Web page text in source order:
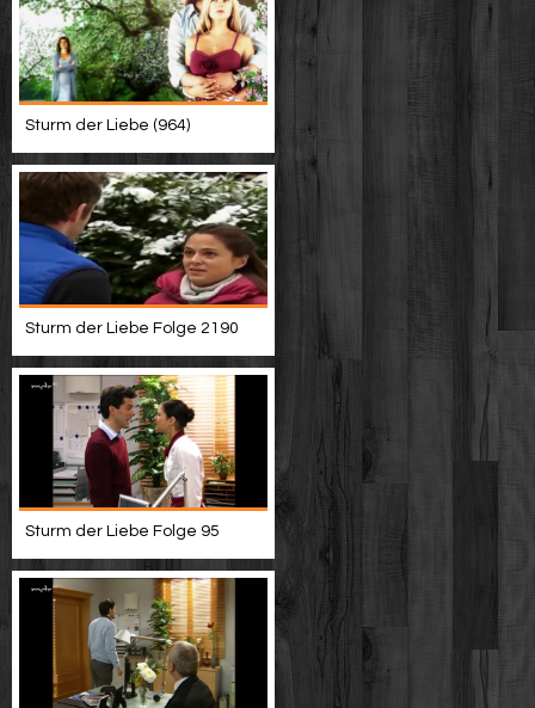
Sturm der Liebe (964)
Sturm der Liebe Folge 2190
Sturm der Liebe Folge 95